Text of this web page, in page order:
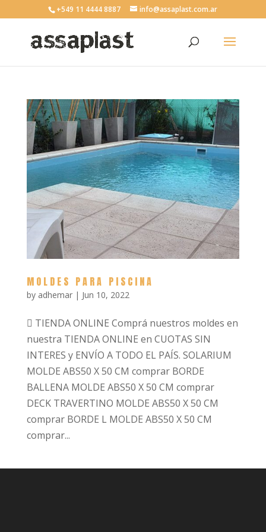
+549 11 4444 8887 info@assaplast.com.ar
MOLDES PARA PISCINA
by adhemar| Jun 10, 2022
 TIENDA ONLINE Comprá nuestros moldes en
nuestra TIENDA ONLINE en CUOTAS SIN
INTERES y ENVÍO A TODO EL PAÍS. SOLARIUM
MOLDE ABS50 X 50 CM comprar BORDE
BALLENA MOLDE ABS50 X 50 CM comprar
DECK TRAVERTINO MOLDE ABS50 X 50 CM
comprar BORDE L MOLDE ABS50 X 50 CM
comprar...